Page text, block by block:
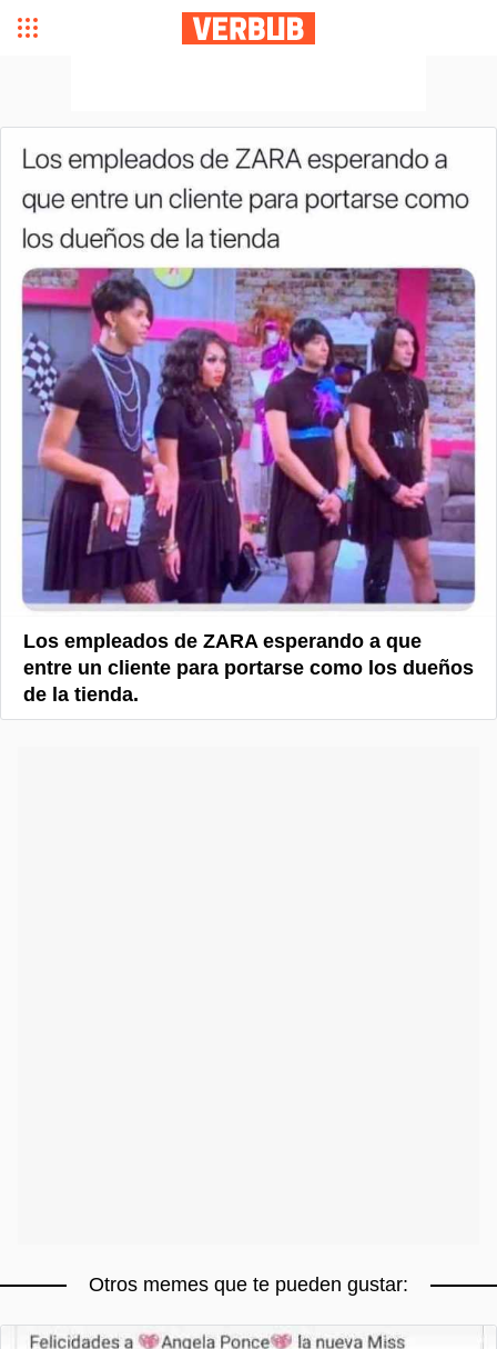
Los empleados de ZARA esperando a que
entre un cliente para portarse como los dueños
de la tienda.
Otros memes que te pueden gustar: